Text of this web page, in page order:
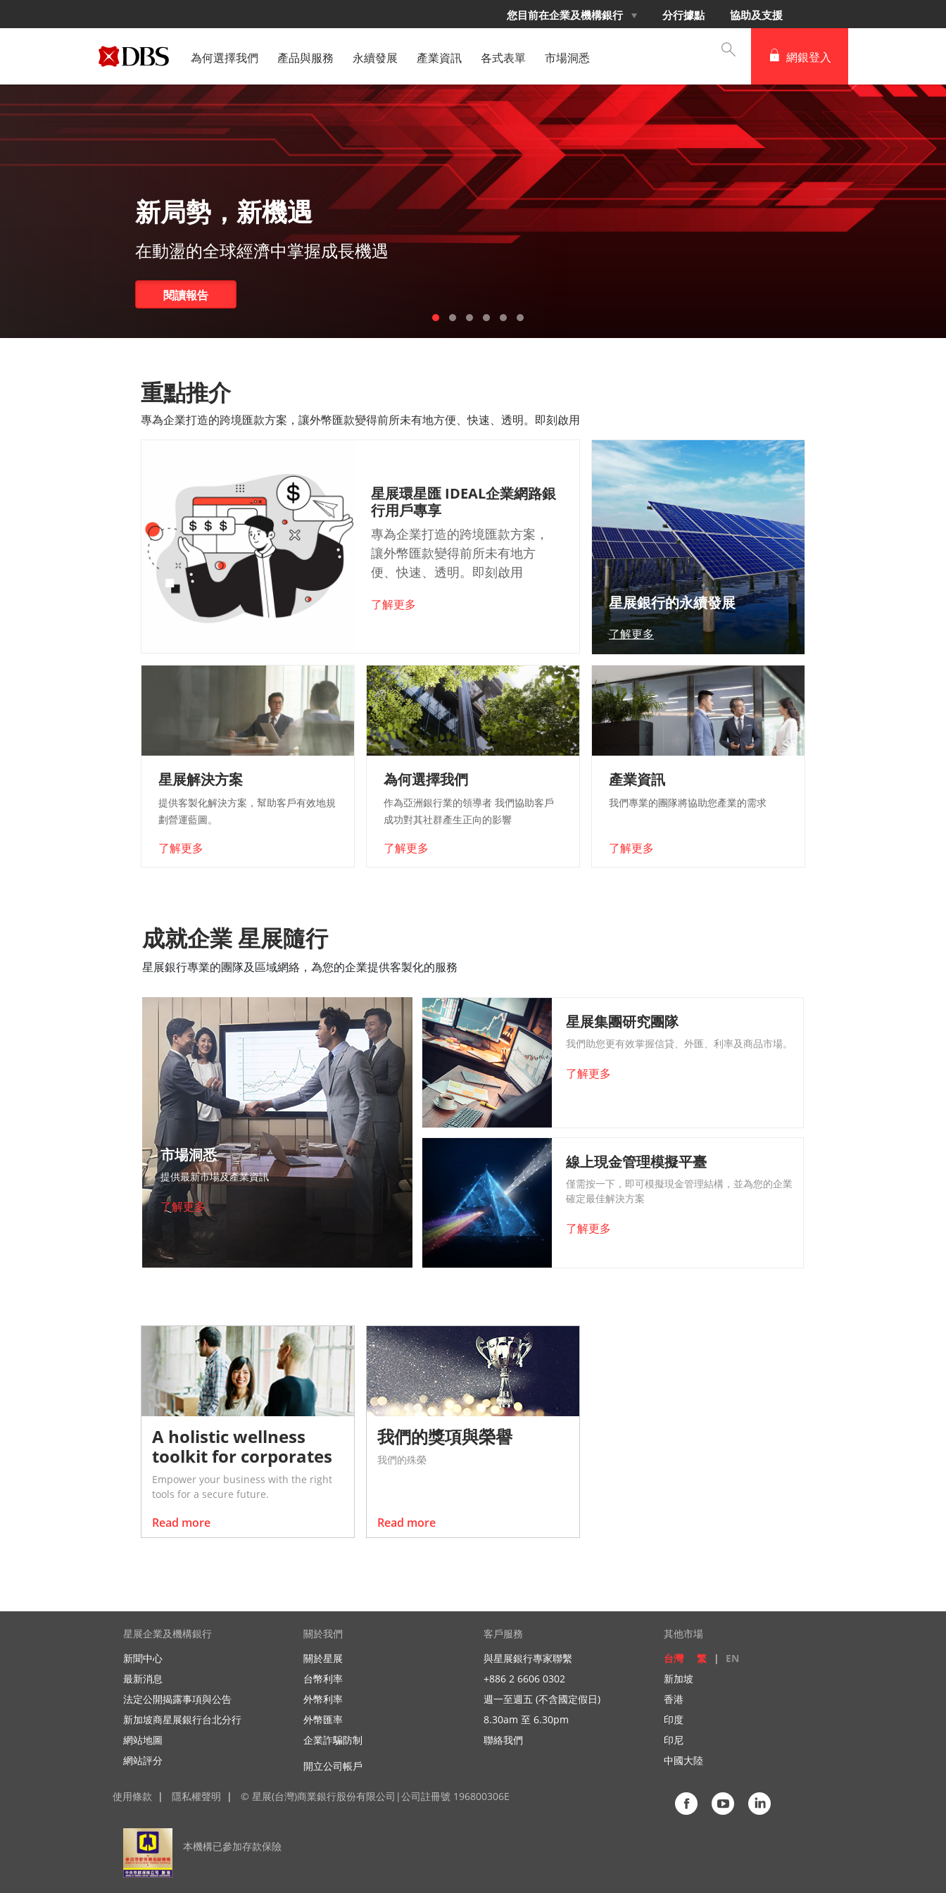
您目前在企業及機構銀行 分行據點 協助及支援
為何選擇我們 產品與服務 永續發展 產業資訊 各式表單 市場洞悉 網銀登入
經濟中掌握成長機遇
企業
重點推介
專為企業打造的跨境匯款方案，讓外幣匯款變得前所未有地方便、快速、透明。即刻啟用
星展環星匯 IDEAL企業網路銀
行用戶專享
專為企業打造的跨境匯款方案，
讓外幣匯款變得前所未有地方
便、快速、透明。即刻啟用
了解更多 星展銀行的永續發展
了解更多
星展解決方案
提供客製化解決方案，幫助客戶有效地規
劃營運藍圖。
了解更多
為何選擇我們
作為亞洲銀行業的領導者 我們協助客戶
成功對其社群產生正向的影響
了解更多
產業資訊
我們專業的團隊將協助您產業的需求
了解更多
成就企業 星展隨行
星展銀行專業的團隊及區域網絡，為您的企業提供客製化的服務
市場洞悉
提供最新市場及產業資訊
了解更多
星展集團研究團隊
我們助您更有效掌握信貸、外匯、利率及商品市場。
了解更多
線上現金管理模擬平臺
僅需按一下，即可模擬現金管理結構，並為您的企業
確定最佳解決方案
了解更多
A holistic wellness
toolkit for corporates
Empower your business with the right
tools for a secure future.​
Read more
我們的獎項與榮譽
我們的殊榮
Read more
星展企業及機構銀行
新聞中心
最新消息
法定公開揭露事項與公告
新加坡商星展銀行台北分行
網站地圖
網站評分
關於我們
關於星展
台幣利率
外幣利率
外幣匯率
企業詐騙防制
開立公司帳戶
客戶服務
與星展銀行專家聯繫
+886 2 6606 0302
週一至週五 (不含國定假日)
8.30am 至 6.30pm
聯絡我們
其他市場
台灣
繁 |
EN
新加坡
香港
印度
印尼
中國大陸
使用條款 | 隱私權聲明 | © 星展(台灣)商業銀行股份有限公司|公司註冊號 196800306E
本機構已參加存款保險